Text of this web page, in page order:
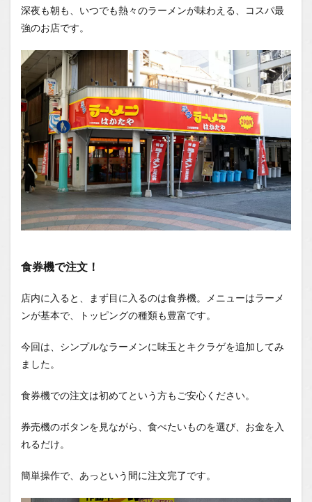
早朝の
お店は
活気が
1.0.4
290円
のラー
メンを
実食！
1.0.5
まとめ
1.1
場所
1.2
You
1.2.1
はいし
べ歩き
You
ル
深夜も朝も、いつでも熱々のラーメンが味わえる、コスパ最
強のお店です。
食券機で注文！
店内に入ると、まず目に入るのは食券機。メニューはラーメ
ンが基本で、トッピングの種類も豊富です。
今回は、シンプルなラーメンに味玉とキクラゲを追加してみ
ました。
食券機での注文は初めてという方もご安心ください。
券売機のボタンを見ながら、食べたいものを選び、お金を入
れるだけ。
簡単操作で、あっという間に注文完了です。